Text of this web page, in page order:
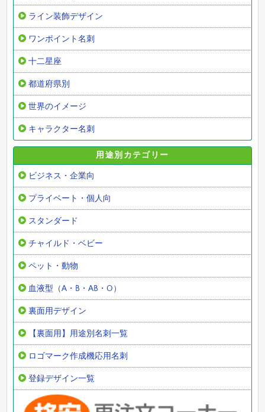
ライン装飾デザイン
ワンポイント名刺
十二星座
都道府県別
世界のイメージ
キャラクター名刺
用途別カテゴリー
ビジネス・企業向
プライベート・個人向
スタンダード
チャイルド・ベビー
ペット・動物
血液型（A・B・AB・O）
裏面用デザイン
【裏面用】用途別名刺一覧
ロゴマーク作成機応用名刺
登録デザイン一覧